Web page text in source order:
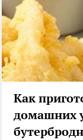
Как
домашних